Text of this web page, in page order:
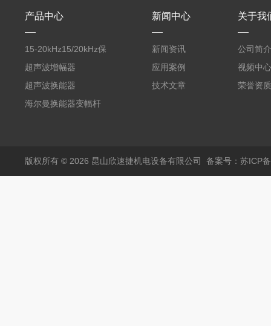
产品中心
15-20kHz15/20kHz保
护膜自动卷膜机 气动款
超声波增幅器
超声波换能器
海尔曼换能器变幅杆
新闻中心
新闻资讯
应用案例
技术文章
关于我
公司简介
视频中心
荣誉资质
版权所有 © 2026 昆山欣速捷机电设备有限公司 备案号：苏ICP